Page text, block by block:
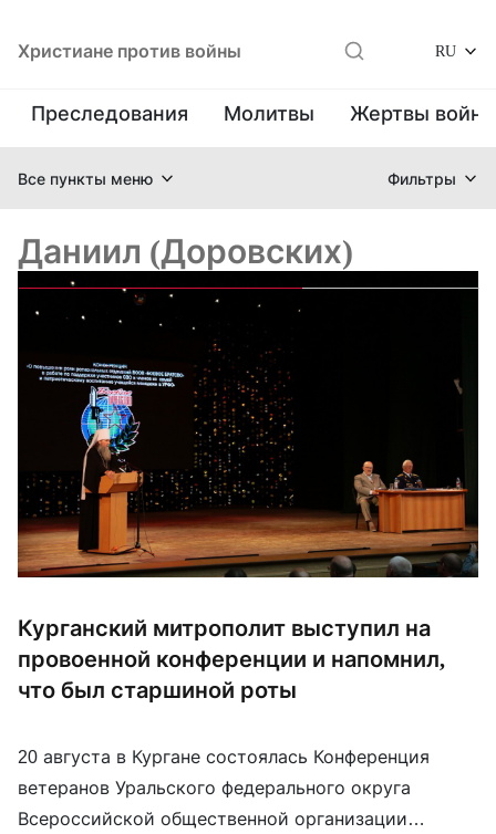
Христиане против войны RU
Преследования Молитвы Жертвы
Все пункты меню Фильтры
Даниил (Доровских)
Курганский митрополит выступил на
провоенной конференции и напомнил,
что был старшиной роты
20 августа в Кургане состоялась Конференция
ветеранов Уральского федерального округа
Всероссийской общественной организации